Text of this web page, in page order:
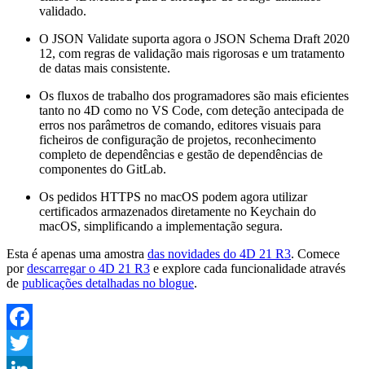
validado.
O JSON Validate suporta agora o JSON Schema Draft 2020
12, com regras de validação mais rigorosas e um tratamento
de datas mais consistente.
Os fluxos de trabalho dos programadores são mais eficientes
tanto no 4D como no VS Code, com deteção antecipada de
erros nos parâmetros de comando, editores visuais para
ficheiros de configuração de projetos, reconhecimento
completo de dependências e gestão de dependências de
componentes do GitLab.
Os pedidos HTTPS no macOS podem agora utilizar
certificados armazenados diretamente no Keychain do
macOS, simplificando a implementação segura.
Esta é apenas uma amostra das novidades do 4D 21 R3. Comece
pordescarregar o 4D 21 R3 e explore cada funcionalidade através
de publicações detalhadas no blogue.
Facebook